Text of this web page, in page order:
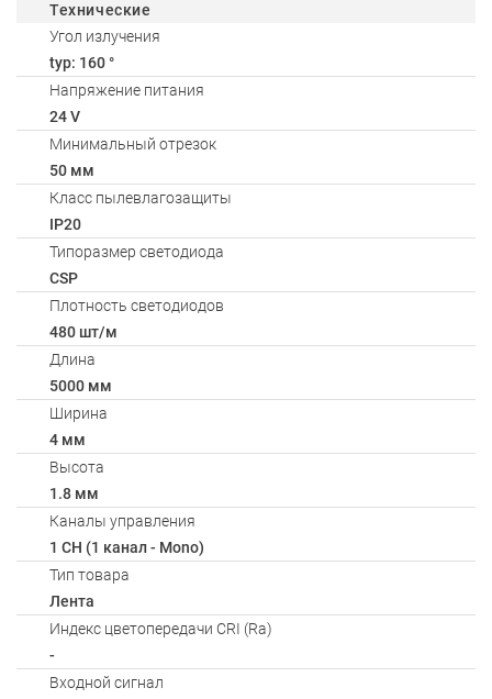
Технические
Угол излучения
typ: 160 °
Напряжение питания
24 V
Минимальный отрезок
50 мм
Класс пылевлагозащиты
IP20
Типоразмер светодиода
CSP
Плотность светодиодов
480 шт/м
Длина
5000 мм
Ширина
4 мм
Высота
1.8 мм
Каналы управления
1 CH (1 канал - Mono)
Тип товара
Лента
Индекс цветопередачи CRI (Ra)
-
Входной сигнал